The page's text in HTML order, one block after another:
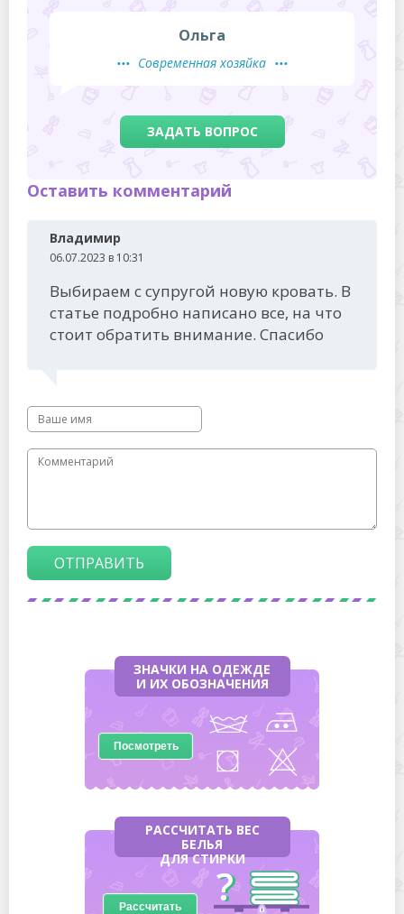
Ольга
Современная хозяйка
ЗАДАТЬ ВОПРОС
Оставить комментарий
Владимир
06.07.2023 в 10:31
Выбираем с супругой новую кровать. В
статье подробно написано все, на что
стоит обратить внимание. Спасибо
ОТПРАВИТЬ
ЗНАЧКИ НА ОДЕЖДЕ
И ИХ ОБОЗНАЧЕНИЯ
Посмотреть
РАССЧИТАТЬ ВЕС
БЕЛЬЯ
ДЛЯ СТИРКИ
Рассчитать